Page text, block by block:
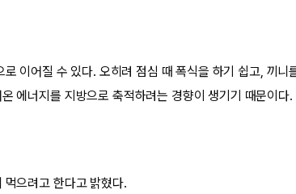
이어질 수 있다. 오히려 점심 때 폭식을 하기 쉽고, 끼니
에너지를 지방으로 축적하려는 경향이 생기기 때문이다.
먹으려고 한다고 밝혔다.